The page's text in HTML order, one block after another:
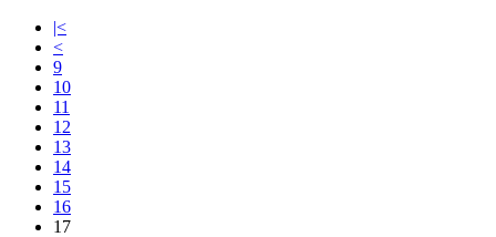
|<
<
9
10
11
12
13
14
15
16
17